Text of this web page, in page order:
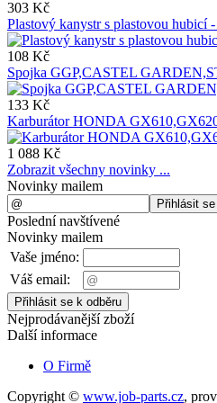
303 Kč
Plastový kanystr s plastovou hubicí
108 Kč
Spojka GGP,CASTEL
133 Kč
Karburátor HONDA
1 088 Kč
Zobrazit všechny novinky ...
Novinky mailem
Poslední navštívené
Novinky mailem
Vaše jméno:
Váš email:
Nejprodávanější zboží
Další informace
O Firmě
Copyright © www.job-parts.cz,